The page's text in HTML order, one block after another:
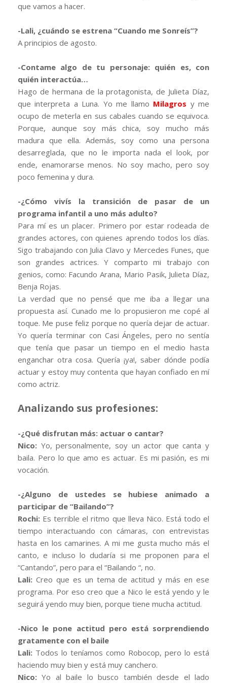
que vamos a hacer.
-Lali, ¿cuándo se estrena “Cuando me Sonreís”?
A principios de agosto.
-Contame algo de tu personaje: quién es, con
quién interactúa…
Hago de hermana de la protagonista, de Julieta Díaz,
que interpreta a Luna. Yo me llamo Milagros y me
ocupo de meterla en sus cabales cuando se equivoca.
Porque, aunque soy más chica, soy mucho más
madura que ella. Además, soy como una persona
desarreglada, que no le importa nada el look, por
ende, enamorarse menos. No soy macho, pero soy
poco femenina y dura.
-¿Cómo vivís la transición de pasar de un
programa infantil a uno más adulto?
Para mí es un placer. Primero por estar rodeada de
grandes actores, con quienes aprendo todos los días.
Sigo trabajando con Julia Clavo y Mercedes Funes, que
son grandes actrices. Y comparto mi trabajo con
genios, como: Facundo Arana, Mario Pasik, Julieta Díaz,
Benja Rojas.
La verdad que no pensé que me iba a llegar una
propuesta así. Cunado me lo propusieron me copé al
toque. Me puse feliz porque no quería dejar de actuar.
Yo quería terminar con Casi Ángeles, pero no sentía
que tenía que pasar un tiempo en el medio hasta
enganchar otra cosa. Quería ¡ya!, saber dónde podía
actuar y estoy muy contenta que hayan confiado en mí
como actriz.
Analizando sus profesiones:
-¿Qué disfrutan más: actuar o cantar?
Nico: Yo, personalmente, soy un actor que canta y
baila. Pero lo que amo es actuar. Es mi pasión, es mi
vocación.
-¿Alguno de ustedes se hubiese animado a
participar de “Bailando”?
Rochi: Es terrible el ritmo que lleva Nico. Está todo el
tiempo interactuando con cámaras, con entrevistas
hasta en los camarines. A mi me gusta mucho más el
canto, e incluso lo dudaría si me proponen para el
“Cantando”, pero para el “Bailando “, no.
Lali: Creo que es un tema de actitud y más en ese
programa. Por eso creo que a Nico le está yendo y le
seguirá yendo muy bien, porque tiene mucha actitud.
-Nico le pone actitud pero está sorprendiendo
gratamente con el baile
Lali: Todos lo teníamos como Robocop, pero lo está
haciendo muy bien y está muy canchero.
Nico:Yo al baile lo busco también desde el lado